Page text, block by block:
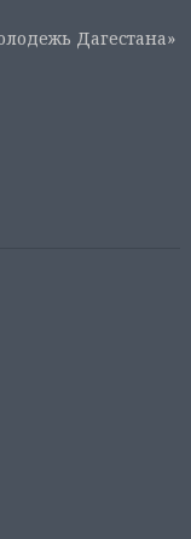
Дагестана»